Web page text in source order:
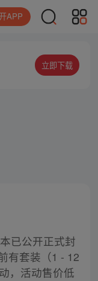
APP
立即下载
已公开正式封
有套装（1 - 12
，活动售价低